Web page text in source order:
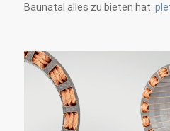
Baunatal alles zu bieten hat: